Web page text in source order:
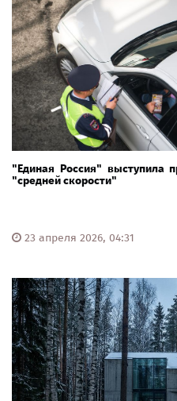
"Единая Россия" выступила
"средней скорости"
23 апреля 2026, 04:31